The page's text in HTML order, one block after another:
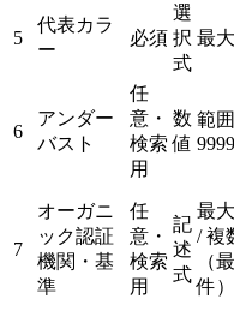
5
代表カラ
ー
必須
選
択
式
最
6
アンダー
バスト
任
意・
検索
用
数
値
範
7
オーガニ
ック認証
機関・基
準
任
意・
検索
用
記
述
式
最
/ 複
（
件）